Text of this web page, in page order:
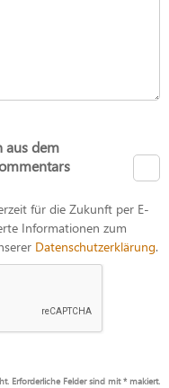
aus dem
für die Zukunft per E-
Informationen zum
Datenschutzerklärung.
Erforderliche Felder sind mit * makiert.